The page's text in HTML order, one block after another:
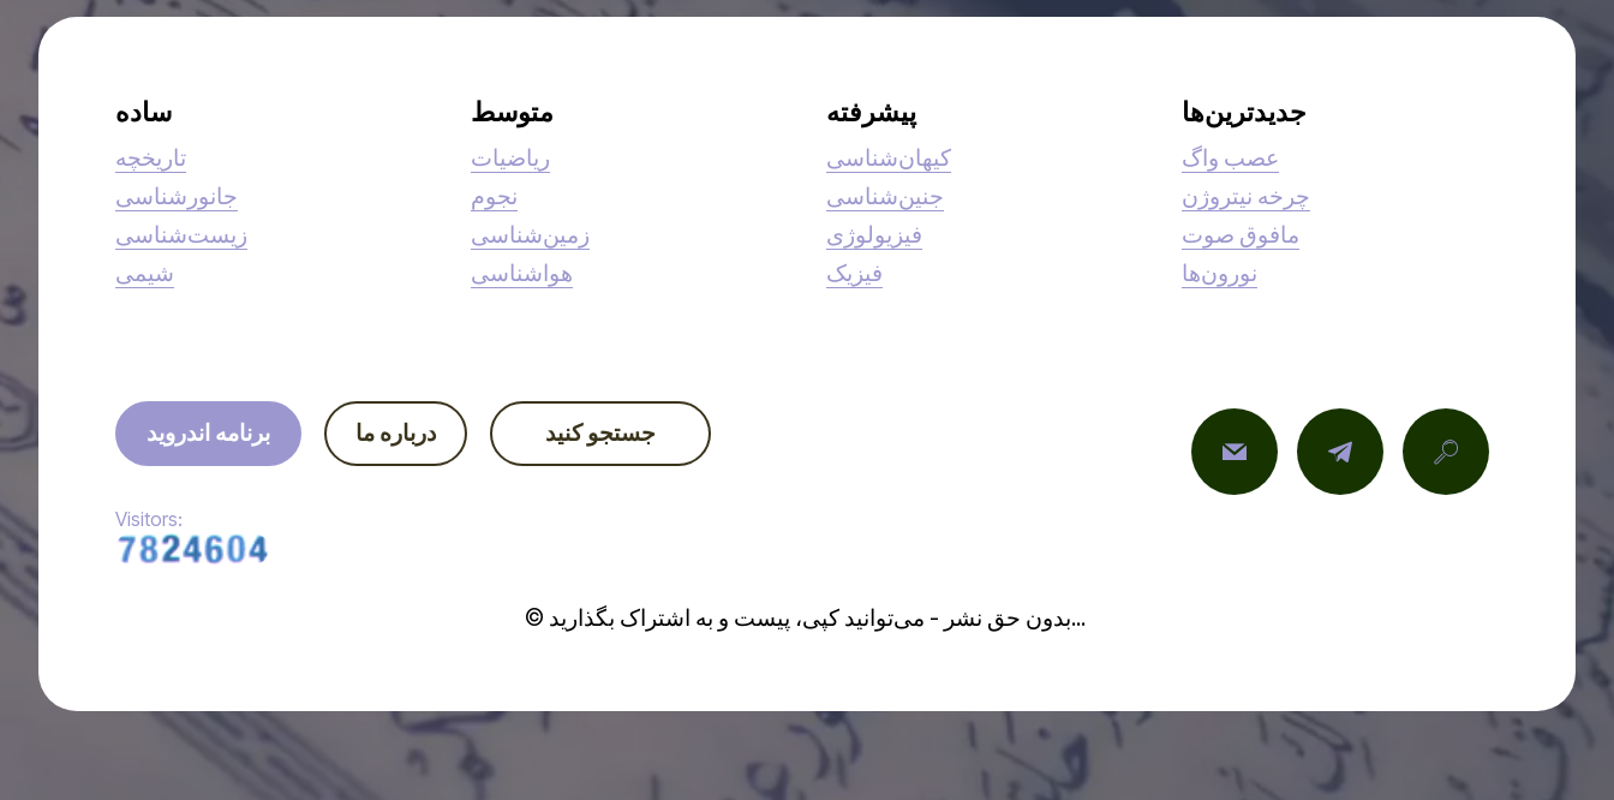
ساده
تاریخچه
جانورشناسی
زیست‌شناسی
شیمی
متوسط
ریاضیات
نجوم
زمین‌شناسی
هواشناسی
پیشرفته
کیهان‌شناسی
جنین‌شناسی
فیزیولوژی
فیزیک
جدیدترین‌ها
عصب واگ
چرخه نیتروژن
مافوق صوت
نورون‌ها
برنامه اندروید درباره ما
Visitors:
© بدون حق نشر - می‌توانید کپی، پیست و به اشتراک بگذارید...